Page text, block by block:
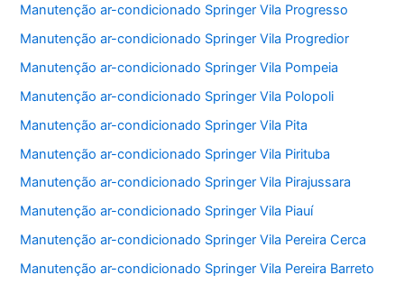
Manutenção ar-condicionado Springer Vila Progresso
Manutenção ar-condicionado Springer Vila Progredior
Manutenção ar-condicionado Springer Vila Pompeia
Manutenção ar-condicionado Springer Vila Polopoli
Manutenção ar-condicionado Springer Vila Pita
Manutenção ar-condicionado Springer Vila Pirituba
Manutenção ar-condicionado Springer Vila Pirajussara
Manutenção ar-condicionado Springer Vila Piauí
Manutenção ar-condicionado Springer Vila Pereira Cerca
Manutenção ar-condicionado Springer Vila Pereira Barreto